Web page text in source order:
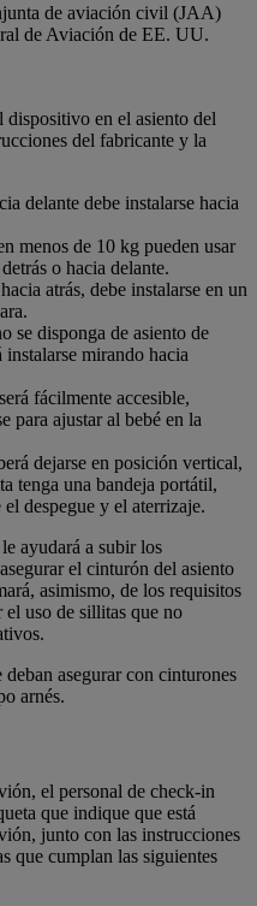
de aviación civil (JAA)
de Aviación de EE. UU.
dispositivo en el asiento del
del fabricante y la
delante debe instalarse hacia
menos de 10 kg pueden usar
o hacia delante.
atrás, debe instalarse en un
se disponga de asiento de
instalarse mirando hacia
fácilmente accesible,
para ajustar al bebé en la
dejarse en posición vertical,
tenga una bandeja portátil,
despegue y el aterrizaje.
ayudará a subir los
el cinturón del asiento
asimismo, de los requisitos
uso de sillitas que no
asegurar con cinturones
arnés.
el personal de check-in
que indique que está
junto con las instrucciones
que cumplan las siguientes